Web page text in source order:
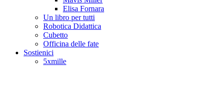
Elisa Fornara
Un libro per tutti
Robotica Didattica
Cubetto
Officina delle fate
Sostienici
5xmille